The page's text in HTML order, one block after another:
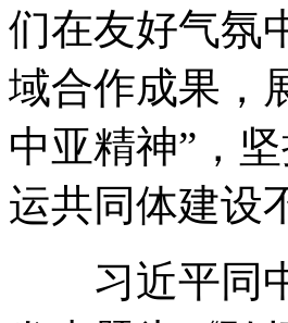
们在友好气氛
域合作成果，
中亚精神”，
运共同体建设
习近平同中